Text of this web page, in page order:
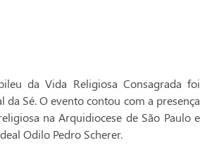
da Vida Religiosa Consagrada foi
Sé. O evento contou com a presença
na Arquidiocese de São Paulo e
Odilo Pedro Scherer.